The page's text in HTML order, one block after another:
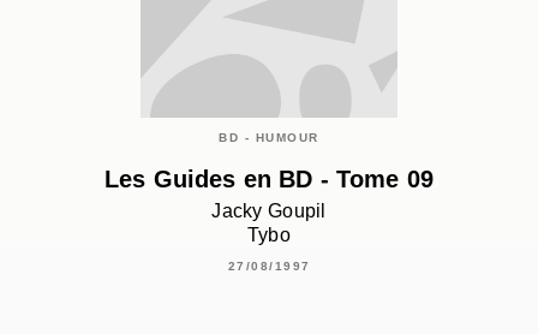
BD - HUMOUR
Les Guides en BD - Tome 09
Jacky Goupil
Tybo
27/08/1997